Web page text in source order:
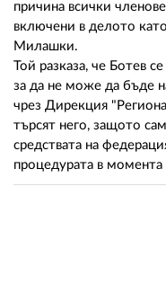
причина всички
включени в делото
Милашки.
Той разказа, че Ботев
за да не може да бъде
чрез Дирекция
търсят него, защото
средствата на
процедурата в